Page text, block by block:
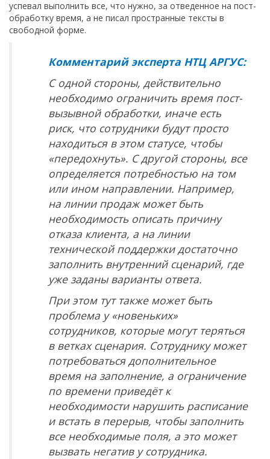
успевал выполнить все, что нужно, за отведенное на пост-
обработку время, а не писал пространные тексты в
свободной форме.
Комментарий эксперта НТЦ АРГУС:
С одной стороны, действительно
необходимо ограничить время пост-
вызывной обработки, иначе есть
риск, что сотрудники будут просто
находиться в этом статусе, чтобы
«передохнуть». С другой стороны, все
определяется потребностью на том
или ином направлении. Например,
на линии продаж может быть
необходимость описать причину
отказа клиента, а на линии
технической поддержки достаточно
заполнить внутренний сценарий, где
уже заданы варианты ответа.
При этом тут также может быть
проблема у «новеньких»
сотрудников, которые могут теряться
в ветках сценария. Сотруднику может
потребоваться дополнительное
время на заполнение, а ограничение
по времени приведёт к
необходимости нарушить расписание
и встать в перерыв, чтобы заполнить
все необходимые поля, а это может
вызвать негатив у сотрудника.